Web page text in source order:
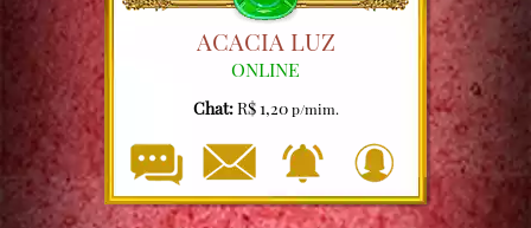
ACACIA LUZ
ONLINE
Chat:R$ 1,20p/mim.